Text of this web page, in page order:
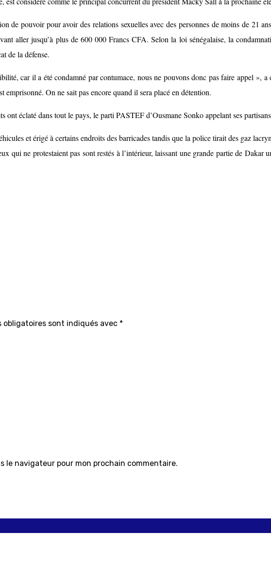
de pouvoir pour avoir des relations sexuelles avec des personnes de moins de 21
aller jusqu’à plus de 600 000 Francs CFA. Selon la loi sénégalaise, la
de la défense.
car il a été condamné par contumace, nous ne pouvons donc pas faire appel »,
emprisonné. On ne sait pas encore quand il sera placé en détention.
ont éclaté dans tout le pays, le parti PASTEF d’Ousmane Sonko appelant ses
et érigé à certains endroits des barricades tandis que la police tirait des gaz
qui ne protestaient pas sont restés à l’intérieur, laissant une grande partie de Dakar
obligatoires sont indiqués avec *
le navigateur pour mon prochain commentaire.